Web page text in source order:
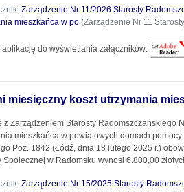
Zarządzenie Nr 11/2026 Starosty
mieszkańca w po (Zarządzenie Nr 11
aplikację do wyświetlania załączników:
miesięczny koszt utrzymania
z Zarządzeniem Starosty Radomszczańskiego
mieszkańca w powiatowych domach
Poz. 1842 (Łódź, dnia 18 lutego 2025 r.)
Społecznej w Radomsku wynosi 6.800,00
Zarządzenie Nr 15/2025 Starosty